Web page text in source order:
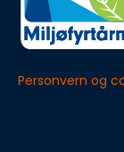
Personvern og